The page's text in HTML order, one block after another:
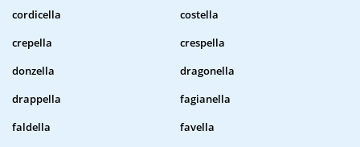
cordicella
costella
crepella
crespella
donzella
dragonella
drappella
fagianella
faldella
favella